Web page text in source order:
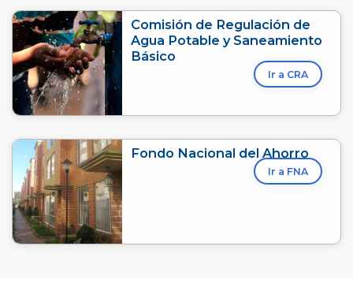
Comisión de Regulación de
Agua Potable y Saneamiento
Básico
Ir a CRA
Fondo Nacional del Ahorro
Ir a FNA